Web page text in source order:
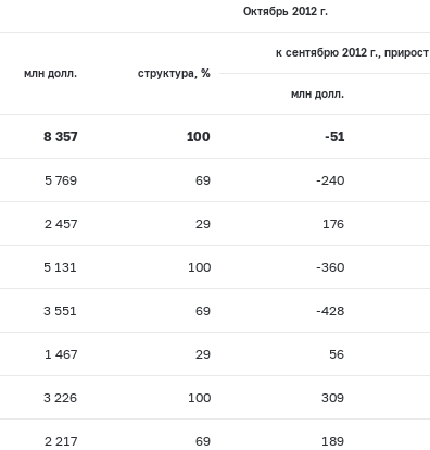
Октябрь 2012 г.
млн долл. структура, %
к сентябрю 2012 г., прирост
млн долл.
8 357 100 -51
5 769 69 -240
2 457 29 176
5 131 100 -360
3 551 69 -428
1 467 29 56
3 226 100 309
2 217 69 189